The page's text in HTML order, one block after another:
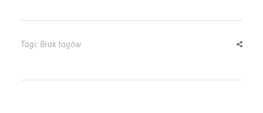
Tagi: Brak tagów